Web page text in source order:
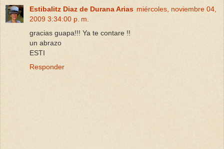
Estibalitz Diaz de Durana Arias miércoles, noviembre 04,
2009 3:34:00 p. m.
gracias guapa!!! Ya te contare !!
un abrazo
ESTI
Responder